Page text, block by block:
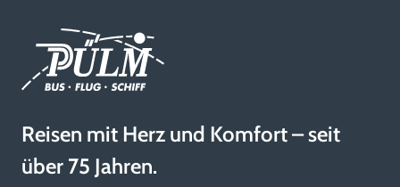
Reisen mit Herz und Komfort – seit
über 75 Jahren.